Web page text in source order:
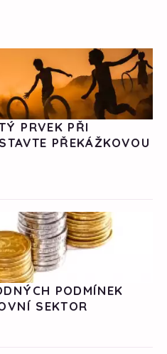
PRVEK PŘI
PŘEKÁŽKOVOU
PODMÍNEK
SEKTOR